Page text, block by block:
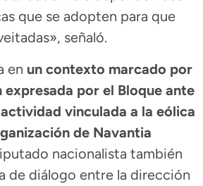
que se adopten para que
señaló.
en un contexto marcado por
por el Bloque ante
vinculada a la eólica
de Navantia
nacionalista también
de diálogo entre la dirección